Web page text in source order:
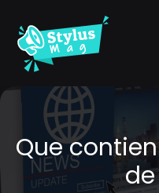
Que
de